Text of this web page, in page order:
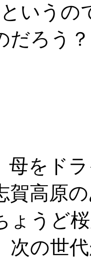
いうの
だろう
をド
賀高原
ょうど
次の世